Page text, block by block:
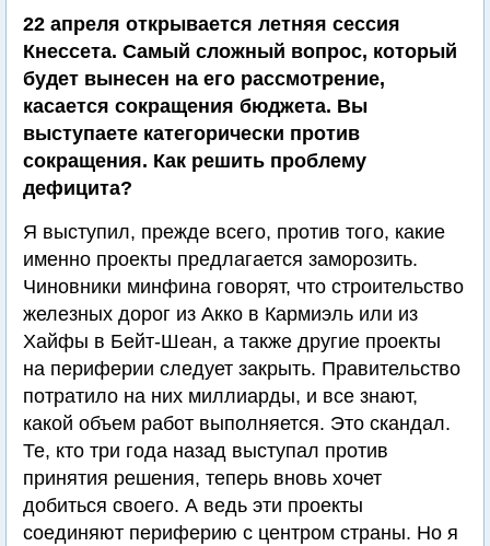
22 апреля открывается летняя сессия
Кнессета. Самый сложный вопрос, который
будет вынесен на его рассмотрение,
касается сокращения бюджета. Вы
выступаете категорически против
сокращения. Как решить проблему
дефицита?
Я выступил, прежде всего, против того, какие
именно проекты предлагается заморозить.
Чиновники минфина говорят, что строительство
железных дорог из Акко в Кармиэль или из
Хайфы в Бейт-Шеан, а также другие проекты
на периферии следует закрыть. Правительство
потратило на них миллиарды, и все знают,
какой объем работ выполняется. Это скандал.
Те, кто три года назад выступал против
принятия решения, теперь вновь хочет
добиться своего. А ведь эти проекты
соединяют периферию с центром страны. Но я